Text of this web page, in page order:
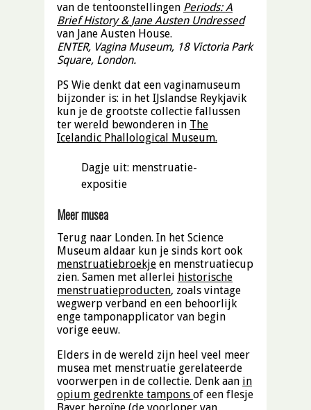
van de tentoonstellingen Periods: A
Brief History & Jane Austen Undressed
van Jane Austen House.
ENTER, Vagina Museum, 18 Victoria Park
Square, London.
PS Wie denkt dat een vaginamuseum
bijzonder is: in het IJslandse Reykjavik
kun je de grootste collectie fallussen
ter wereld bewonderen in The
Icelandic Phallological Museum.
Dagje uit: menstruatie-
expositie
Meer musea
Terug naar Londen. In het Science
Museum aldaar kun je sinds kort ook
menstruatiebroekje en menstruatiecup
zien. Samen met allerlei historische
menstruatieproducten, zoals vintage
wegwerp verband en een behoorlijk
enge tamponapplicator van begin
vorige eeuw.
Elders in de wereld zijn heel veel meer
musea met menstruatie gerelateerde
voorwerpen in de collectie. Denk aan in
opium gedrenkte tampons of een flesje